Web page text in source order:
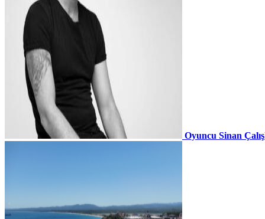
Oyuncu Sinan